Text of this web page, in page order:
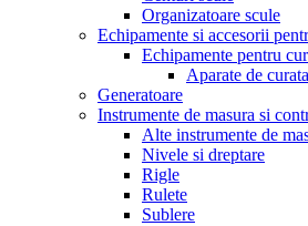
Organizatoare scule
Echipamente si accesorii
Echipamente pentru
Aparate de
Generatoare
Instrumente de masura si
Alte instrumente de
Nivele si dreptare
Rigle
Rulete
Sublere